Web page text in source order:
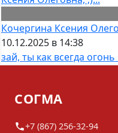
Кочергина Ксения
10.12.2025 в 14:38
зай, ты как всегда огонь
СОГМА
+7 (867) 256-32-94